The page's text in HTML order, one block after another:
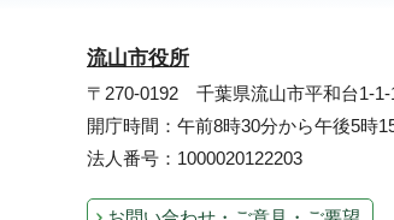
流山市役所
〒270-0192 千葉県流山市平和台1-
開庁時間：午前8時30分から午後5
法人番号：1000020122203